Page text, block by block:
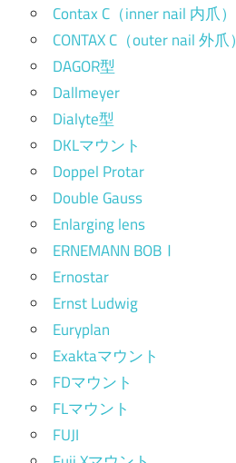
Contax C（inner nail 内爪）
CONTAX C（outer nail 外爪）
DAGOR型
Dallmeyer
Dialyte型
DKLマウント
Doppel Protar
Double Gauss
Enlarging lens
ERNEMANN BOBⅠ
Ernostar
Ernst Ludwig
Euryplan
Exaktaマウント
FDマウント
FLマウント
FUJI